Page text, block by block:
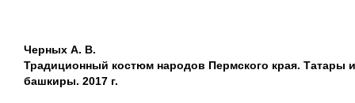
Черных А. В.
Традиционный костюм народов Пермского края. Татары и
башкиры. 2017 г.